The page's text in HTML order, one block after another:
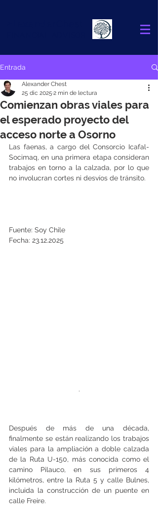
Entrada
Comienzan obras viales para
el esperado proyecto del
acceso norte a Osorno
Alexander Chest
25 dic 2025 2 min de lectura
Las faenas, a cargo del Consorcio Icafal-
Socimaq, en una primera etapa consideran
trabajos en torno a la calzada, por lo que
no involucran cortes ni desvíos de tránsito.
Fuente: Soy Chile
Fecha: 23.12.2025
.
Después de más de una década,
finalmente se están realizando los trabajos
viales para la ampliación a doble calzada
de la Ruta U-150, más conocida como el
camino Pilauco, en sus primeros 4
kilómetros, entre la Ruta 5 y calle Bulnes,
incluida la construcción de un puente en
calle Freire.